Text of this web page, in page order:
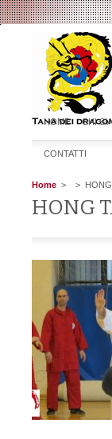
HOME CHI
CONTATTI
Home > > HONG
HONG